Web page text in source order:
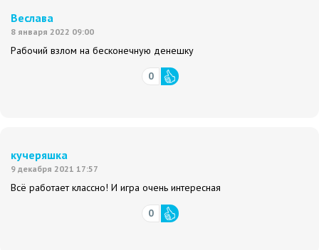
Веслава
8 января 2022 09:00
Рабочий взлом на бесконечную денешку
0
кучеряшка
9 декабря 2021 17:57
Всё работает классно! И игра очень интересная
0